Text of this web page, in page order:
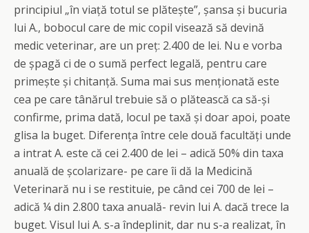
principiul „în viață totul se plătește”, șansa și bucuria
lui A., bobocul care de mic copil visează să devină
medic veterinar, are un preț: 2.400 de lei. Nu e vorba
de șpagă ci de o sumă perfect legală, pentru care
primește și chitanță. Suma mai sus menționată este
cea pe care tânărul trebuie să o plătească ca să-și
confirme, prima dată, locul pe taxă și doar apoi, poate
glisa la buget. Diferența între cele două facultăți unde
a intrat A. este că cei 2.400 de lei – adică 50% din taxa
anuală de școlarizare- pe care îi dă la Medicină
Veterinară nu i se restituie, pe când cei 700 de lei –
adică ¼ din 2.800 taxa anuală- revin lui A. dacă trece la
buget. Visul lui A. s-a îndeplinit, dar nu s-a realizat, în